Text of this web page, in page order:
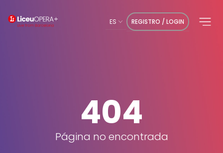
ES REGISTRO / LOGIN
404
Página no encontrada